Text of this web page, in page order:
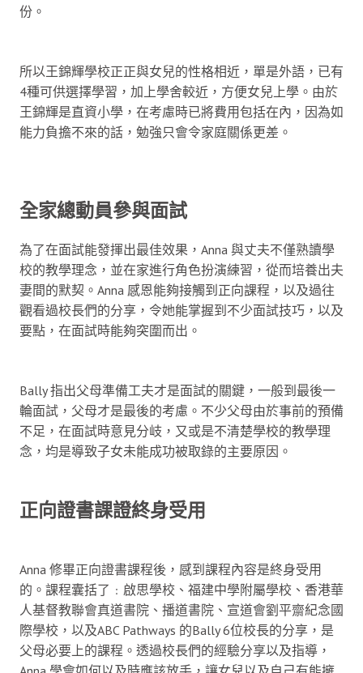
份。
所以王錦輝學校正正與女兒的性格相近，單是外語，已有
4種可供選擇學習，加上學舍較近，方便女兒上學。由於
王錦輝是直資小學，在考慮時已將費用包括在內，因為如
能力負擔不來的話，勉強只會令家庭關係更差。
全家總動員參與面試
為了在面試能發揮出最佳效果，Anna 與丈夫不僅熟讀學
校的教學理念，並在家進行角色扮演練習，從而培養出夫
妻間的默契。Anna 感恩能夠接觸到正向課程，以及過往
觀看過校長們的分享，令她能掌握到不少面試技巧，以及
要點，在面試時能夠突圍而出。
Bally 指出父母準備工夫才是面試的關鍵，一般到最後一
輪面試，父母才是最後的考慮。不少父母由於事前的預備
不足，在面試時意見分岐，又或是不清楚學校的教學理
念，均是導致子女未能成功被取錄的主要原因。
正向證書課證終身受用
Anna 修畢正向證書課程後，感到課程內容是終身受用
的。課程囊括了﹕啟思學校、福建中學附屬學校、香港華
人基督教聯會真道書院、播道書院、宣道會劉平齋紀念國
際學校，以及ABC Pathways 的Bally 6位校長的分享，是
父母必要上的課程。透過校長們的經驗分享以及指導，